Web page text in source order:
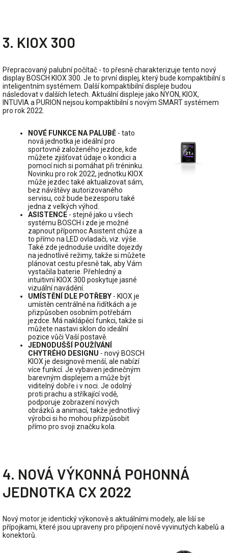
3. KIOX 300
Přepracovaný palubní počítač - to přesně charakterizuje tento nový
display BOSCH KIOX 300. Je to první displej, který bude kompaktibilní s
inteligentním systémem. Další kompaktibilní displeje budou
následovat v dalších letech. Aktuální displeje jako NYON, KIOX,
INTUVIA a PURION nejsou kompaktibilní s novým SMART systémem
pro rok 2022.
NOVÉ FUNKCE NA PALUBĚ - tato
nová jednotka je ideální pro
sportovně založeného jezdce, kde
můžete zjišťovat údaje o kondici a
pomocí nich si pomáhat při tréninku.
Novinku pro rok 2022, jednotku KIOX
může jezdec také aktualizovat sám,
bez návštěvy autorizovaného
servisu, což bude bezesporu také
jedna z velkých výhod.
ASISTENCE - stejně jako u všech
systému BOSCH i zde je možné
zapnout přípomoc Asistent chůze a
to přímo na LED ovladači, viz. výše.
Také zde jednoduše uvidíte dojezdy
na jednotlivé režimy, takže si můžete
plánovat cestu přesně tak, aby Vám
vystačila baterie. Přehledný a
intuitivní KIOX 300 poskytuje jasné
vizuální navádění.
UMÍSTĚNÍ DLE POTŘEBY - KIOX je
umístěn centrálně na řidítkách a je
přizpůsoben osobním potřebám
jezdce. Má naklápěcí funkci, takže si
můžete nastavi sklon do ideální
pozice vůči Vaší postavě.
JEDNODUŠŠÍ POUŽÍVÁNÍ
CHYTRÉHO DESIGNU - nový BOSCH
KIOX je designově menší, ale nabízí
více funkcí. Je vybaven jedinečným
barevným displejem a může být
viditelný dobře i v noci. Je odolný
proti prachu a stříkající vodě,
podporuje zobrazení nových
obrázků a animací, takže jednotlivý
výrobci si ho mohou přizpůsobit
přímo pro svoji značku kola.
4. NOVÁ VÝKONNÁ POHONNÁ
JEDNOTKA CX 2022
Nový motor je identický výkonově s aktuálními modely, ale liší se
přípojkami, které jsou upraveny pro připojení nově vyvinutých kabelů a
konektorů.